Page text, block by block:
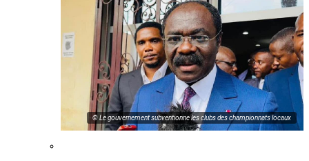
© Le gouvernement subventionne les clubs des championnats locaux